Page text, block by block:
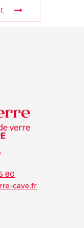
80
cave.fr